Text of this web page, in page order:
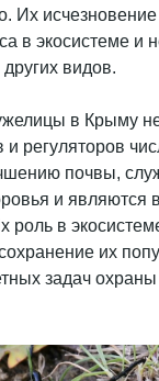
Их
в экосистеме и
видов.
в Крыму
регуляторов
почвы,
и
роль в
их
задач